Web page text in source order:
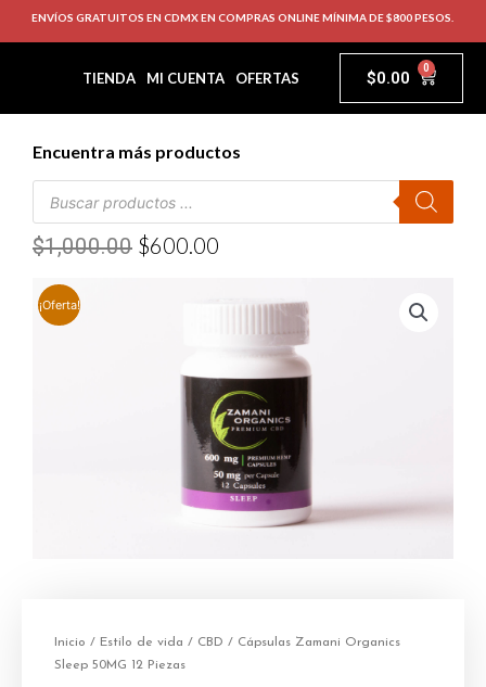
ENVÍOS GRATUITOS EN CDMX EN COMPRAS ONLINE MÍNIMA DE $800 PESOS.
TIENDA MI CUENTA OFERTAS $0.00 0
Encuentra más productos
$1,000.00 $600.00
¡Oferta!
Inicio / Estilo de vida / CBD / Cápsulas Zamani Organics
Sleep 50MG 12 Piezas